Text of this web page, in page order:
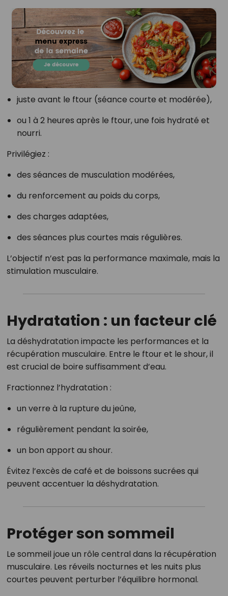
juste avant le ftour (séance courte et modérée),
ou 1 à 2 heures après le ftour, une fois hydraté et
nourri.
Privilégiez :
des séances de musculation modérées,
du renforcement au poids du corps,
des charges adaptées,
des séances plus courtes mais régulières.
L’objectif n’est pas la performance maximale, mais la
stimulation musculaire.
Hydratation : un facteur clé
La déshydratation impacte les performances et la
récupération musculaire. Entre le ftour et le shour, il
est crucial de boire suffisamment d’eau.
Fractionnez l’hydratation :
un verre à la rupture du jeûne,
régulièrement pendant la soirée,
un bon apport au shour.
Évitez l’excès de café et de boissons sucrées qui
peuvent accentuer la déshydratation.
Protéger son sommeil
Le sommeil joue un rôle central dans la récupération
musculaire. Les réveils nocturnes et les nuits plus
courtes peuvent perturber l’équilibre hormonal.